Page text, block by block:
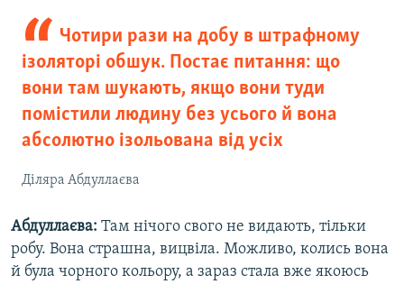
Чотири рази на добу в штрафному
ізоляторі обшук. Постає питання: що
вони там шукають, якщо вони туди
помістили людину без усього й вона
абсолютно ізольована від усіх
Діляра Абдуллаєва
Абдуллаєва: Там нічого свого не видають, тільки
робу. Вона страшна, вицвіла. Можливо, колись вона
й була чорного кольору, а зараз стала вже якоюсь